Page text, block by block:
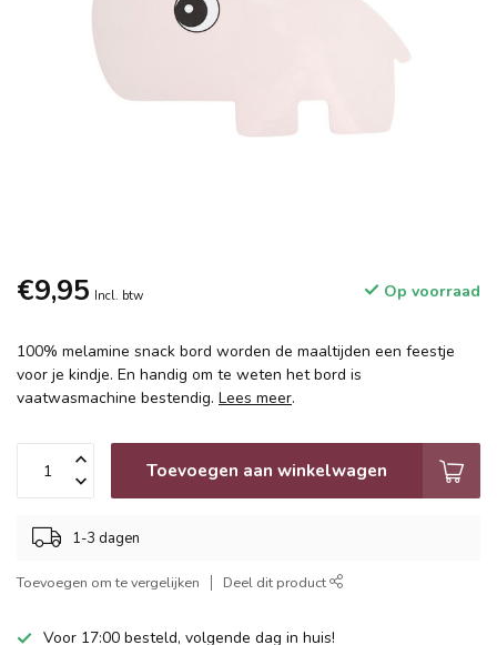
€9,95 Incl. btw Op voorraad
100% melamine snack bord worden de maaltijden een feestje
voor je kindje. En handig om te weten het bord is
vaatwasmachine bestendig. Lees meer.
Toevoegen aan winkelwagen
1-3 dagen
Toevoegen om te vergelijken Deel dit product
Voor 17:00 besteld, volgende dag in huis!